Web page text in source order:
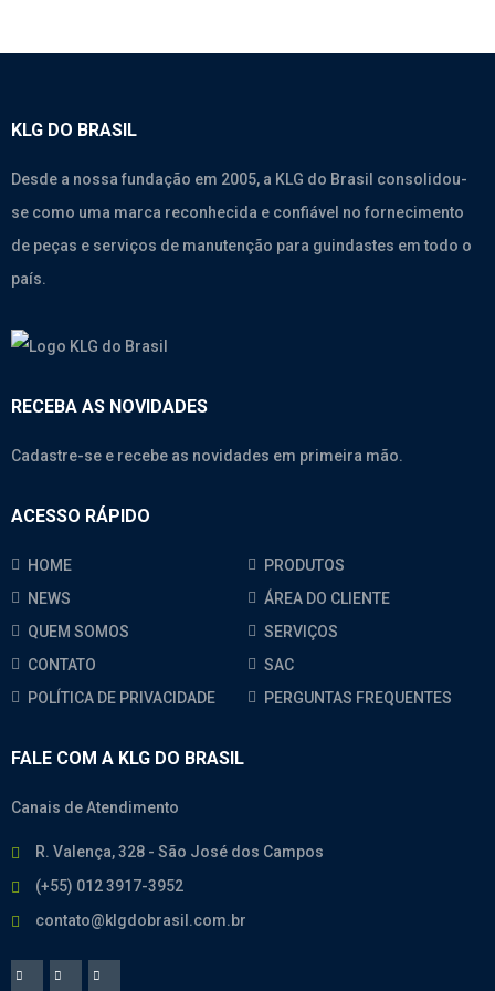
KLG DO BRASIL
Desde a nossa fundação em 2005, a KLG do Brasil consolidou-
se como uma marca reconhecida e confiável no fornecimento
de peças e serviços de manutenção para guindastes em todo o
país.
RECEBA AS NOVIDADES
Cadastre-se e recebe as novidades em primeira mão.
ACESSO RÁPIDO
HOME
PRODUTOS
NEWS
ÁREA DO CLIENTE
QUEM SOMOS
SERVIÇOS
CONTATO
SAC
POLÍTICA DE PRIVACIDADE
PERGUNTAS FREQUENTES
FALE COM A KLG DO BRASIL
Canais de Atendimento
R. Valença, 328 - São José dos Campos
(+55) 012 3917-3952
contato@klgdobrasil.com.br